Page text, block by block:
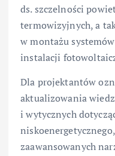
ds. szczelności
termowizyjnych, a
w montażu
instalacji
Dla projektantów
aktualizowania
i wytycznych
zaawansowanych